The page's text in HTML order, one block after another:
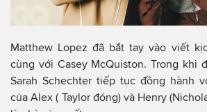
Matthew Lopez đã bắt tay vào viết
cùng với Casey McQuiston. Trong khi
Sarah Schechter tiếp tục đồng hành
của Alex ( Taylor đóng) và Henry